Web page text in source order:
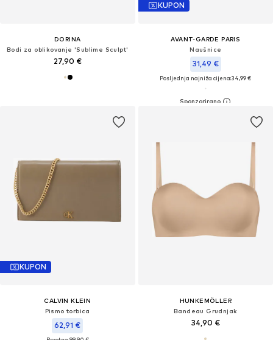
DORINA
Bodi za oblikovanje 'Sublime Sculpt'
27,90 €
KUPON
AVANT-GARDE PARIS
Naušnice
31,49 €
Posljednja najniža cijena:34,99 €
KUPON
CALVIN KLEIN
Pismo torbica
62,91 €
HUNKEMÖLLER
Bandeau Grudnjak
34,90 €